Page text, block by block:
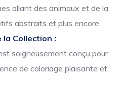
allant des animaux et de la
abstraits et plus encore.
Collection :
soigneusement conçu pour
de coloriage plaisante et